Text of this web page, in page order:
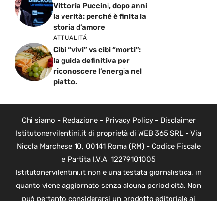
Vittoria Puccini, dopo anni
la verità: perché è finita la
storia d’amore
ATTUALITÁ
Cibi “vivi” vs cibi “morti”:
la guida definitiva per
riconoscere l’energia nel
piatto.
Chi siamo - Redazione- Privacy Policy- Disclaimer
Istitutonervilentini.it di proprietà di WEB 365 SRL - Via
Nicola Marchese 10, 00141 Roma (RM) - Codice Fiscale
e Partita I.V.A. 12279101005
Istitutonervilentini.it non è una testata giornalistica, in
quanto viene aggiornato senza alcuna periodicità. Non
può pertanto considerarsi un prodotto editoriale ai